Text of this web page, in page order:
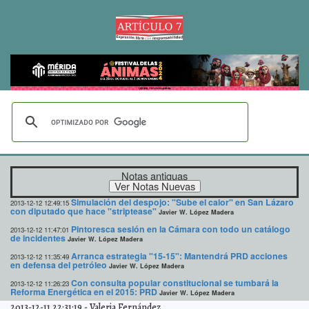
Notas antiguas
2013-12-12 12:49:15 Simulación del despojo: "Sube el calor" en San Lázaro
con diputado que hace "striptease" Javier W. López Madera
2013-12-12 11:47:01 Pintoresca sesión en la Cámara con todo un catálogo
de incidentes Javier W. López Madera
2013-12-12 11:35:49 Arranca estrategia "15-15": Mantendrá PRD acciones
en defensa del petróleo Javier W. López Madera
2013-12-12 11:26:23 Con consulta popular constitucional se tumbará la
Reforma Energética en el 2015: PRD Javier W. López Madera